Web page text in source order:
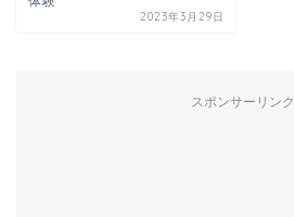
2023年3月29日
スポンサーリンク